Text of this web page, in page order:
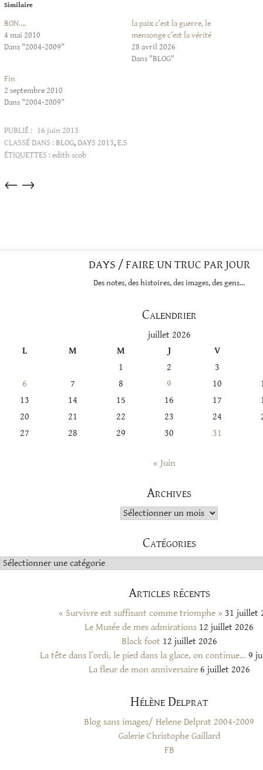
Similaire
BON….
4 mai 2010
Dans "2004-2009"
la paix c’est la guerre, le
mensonge c’est la vérité
28 avril 2026
Dans "BLOG"
Fin
2 septembre 2010
Dans "2004-2009"
PUBLIÉ : 16 juin 2013
CLASSÉ DANS :BLOG,DAYS 2013,E.S
ÉTIQUETTES :edith scob
Articles
→
←
DAYS / FAIRE UN TRUC PAR JOUR
Des notes, des histoires, des images, des gens…
Calendrier
juillet 2026
L
M M J
V
1
2
3
6
7 8 9 10
13
14 15 16 17
20
21 22 23 24
27
28 29 30 31
« Juin
Archives
Archives
Catégories
Catégories
Articles récents
« Survivre est suffisant comme triomphe » 31 juillet
Le Musée de mes admirations 12 juillet 2026
Black foot 12 juillet 2026
La tête dans l’ordi, le pied dans la glace, on continue… 9
La fleur de mon anniversaire 6 juillet 2026
Hélène Delprat
Blog sans images/ Helene Delprat 2004-2009
Galerie Christophe Gaillard
FB